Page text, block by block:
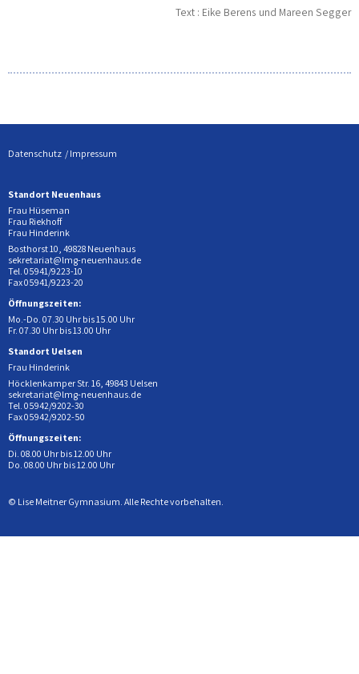
Text : Eike Berens und Mareen Segger
Datenschutz Impressum
Standort Neuenhaus
Frau Hüseman
Frau Riekhoff
Frau Hinderink
Bosthorst 10, 49828 Neuenhaus
sekretariat@lmg-neuenhaus.de
Tel. 05941/9223-10
Fax 05941/9223-20
Öffnungszeiten:
Mo.-Do. 07.30 Uhr bis 15.00 Uhr
Fr. 07.30 Uhr bis 13.00 Uhr
Standort Uelsen
Frau Hinderink
Höcklenkamper Str. 16, 49843 Uelsen
sekretariat@lmg-neuenhaus.de
Tel. 05942/9202-30
Fax 05942/9202-50
Öffnungszeiten:
Di. 08.00 Uhr bis 12.00 Uhr
Do. 08.00 Uhr bis 12.00 Uhr
© Lise Meitner Gymnasium. Alle Rechte vorbehalten.